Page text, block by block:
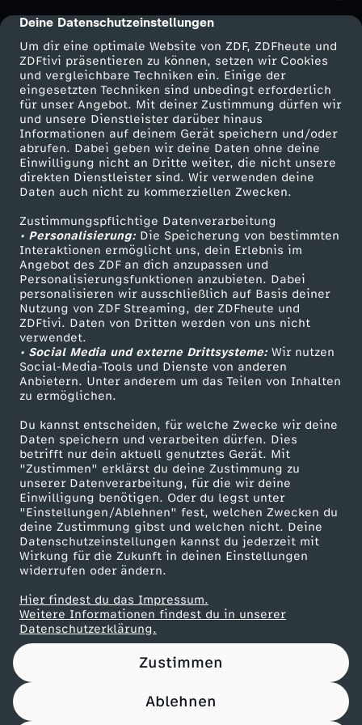
cmp-dialog-description
Deine Datenschutzeinstellungen
Um dir eine optimale Website von ZDF, ZDFheute und
ZDFtivi präsentieren zu können, setzen wir Cookies
und vergleichbare Techniken ein. Einige der
eingesetzten Techniken sind unbedingt erforderlich
für unser Angebot. Mit deiner Zustimmung dürfen wir
und unsere Dienstleister darüber hinaus
Informationen auf deinem Gerät speichern und/oder
abrufen. Dabei geben wir deine Daten ohne deine
Einwilligung nicht an Dritte weiter, die nicht unsere
direkten Dienstleister sind. Wir verwenden deine
Daten auch nicht zu kommerziellen Zwecken.
Zustimmungspflichtige Datenverarbeitung
• Personalisierung:Die Speicherung von bestimmten
Interaktionen ermöglicht uns, dein Erlebnis im
Angebot des ZDF an dich anzupassen und
Personalisierungsfunktionen anzubieten. Dabei
personalisieren wir ausschließlich auf Basis deiner
Nutzung von ZDF Streaming, der ZDFheute und
ZDFtivi. Daten von Dritten werden von uns nicht
verwendet.
• Social Media und externe Drittsysteme:Wir nutzen
Social-Media-Tools und Dienste von anderen
Anbietern. Unter anderem um das Teilen von Inhalten
zu ermöglichen.
Du kannst entscheiden, für welche Zwecke wir deine
Daten speichern und verarbeiten dürfen. Dies
betrifft nur dein aktuell genutztes Gerät. Mit
"Zustimmen" erklärst du deine Zustimmung zu
unserer Datenverarbeitung, für die wir deine
Einwilligung benötigen. Oder du legst unter
"Einstellungen/Ablehnen" fest, welchen Zwecken du
deine Zustimmung gibst und welchen nicht. Deine
Datenschutzeinstellungen kannst du jederzeit mit
Wirkung für die Zukunft in deinen Einstellungen
widerrufen oder ändern.
Hier findest du das Impressum.
Weitere Informationen findest du in unserer
Datenschutzerklärung.
Zustimmen
Ablehnen
h
o
w
-
E
i
n
e
K
e
r
z
e
,
d
i
e
Mehr ZDF
ZDF-Apps
Smart TV
ZDFtext
Livestreams
Sendungen A-Z
TV-Programm
Service
ZDFmitreden
Kontakt zum ZDF
Tickets
Zuschauerservice
Hilfe
ZDF Unternehmen
Karriere
ZDF goes Schule
Werbefernsehen
Mainzelmännchen
Partner
Nutzungsbedingungen